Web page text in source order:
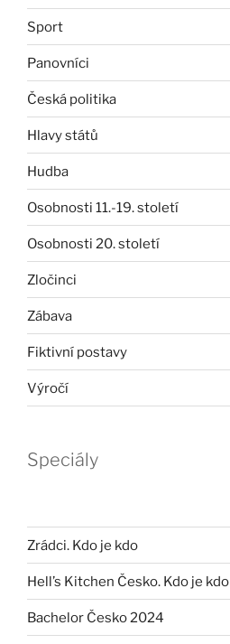
Sport
Panovníci
Česká politika
Hlavy států
Hudba
Osobnosti 11.-19. století
Osobnosti 20. století
Zločinci
Zábava
Fiktivní postavy
Výročí
Speciály
Zrádci. Kdo je kdo
Hell’s Kitchen Česko. Kdo je kdo
Bachelor Česko 2024